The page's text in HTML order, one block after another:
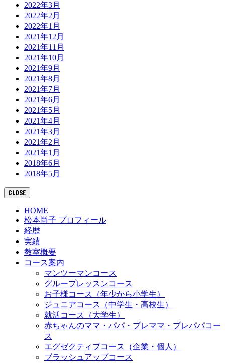
2022年3月
2022年2月
2022年1月
2021年12月
2021年11月
2021年10月
2021年9月
2021年8月
2021年7月
2021年6月
2021年5月
2021年4月
2021年3月
2021年2月
2021年1月
2018年6月
2018年5月
CLOSE
HOME
松本尚子 プロフィール
経歴
実績
教室概要
コース案内
マンツーマンコース
グループレッスンコース
お子様コース（年少から小学生）
ジュニアコース（中学生・高校生）
就活コース（大学生）
赤ちゃんのママ・パパ・プレママ・プレパパコー
ス
エグゼクティブコース（企業・個人）
ブラッシュアップコース